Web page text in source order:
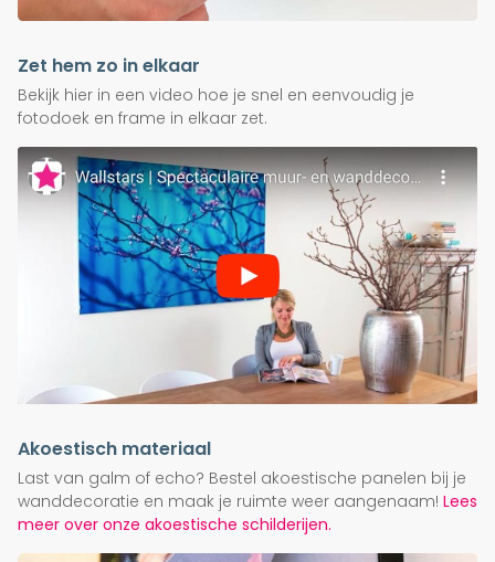
Zet hem zo in elkaar
Bekijk hier in een video hoe je snel en eenvoudig je
fotodoek en frame in elkaar zet.
Akoestisch materiaal
Last van galm of echo? Bestel akoestische panelen bij je
wanddecoratie en maak je ruimte weer aangenaam! Lees
meer over onze akoestische schilderijen.